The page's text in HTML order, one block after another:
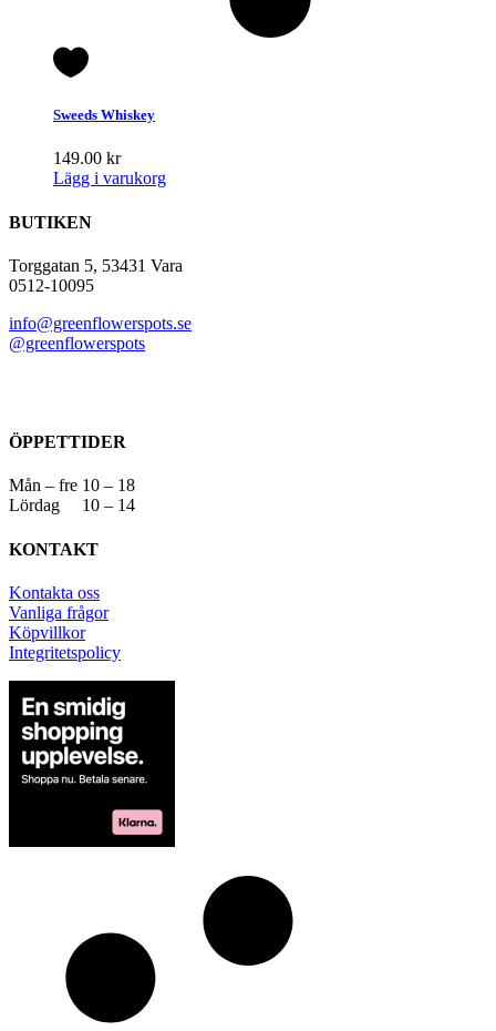
Sweeds Whiskey
149.00 kr
Lägg i varukorg
BUTIKEN
Torggatan 5, 53431 Vara
0512-10095
info@greenflowerspots.se
@greenflowerspots
ÖPPETTIDER
Mån – fre 10 – 18
Lördag 10 – 14
KONTAKT
Kontakta oss
Vanliga frågor
Köpvillkor
Integritetspolicy